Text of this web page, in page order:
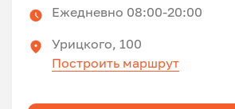
Ежедневно 08:00-20:00
Урицкого, 100
Построить маршрут